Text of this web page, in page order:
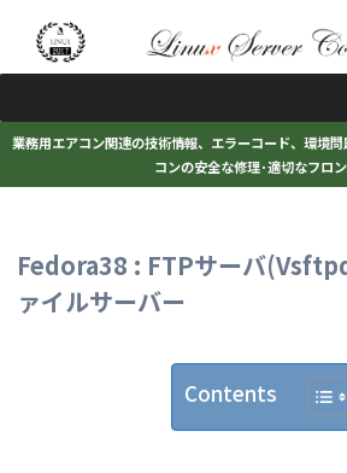
業務用エアコン関連の技術情報、エラーコード、環境
コンの安全な修理･適切なフロン
Fedora38 : FTPサーバ
ァイルサーバー
Contents